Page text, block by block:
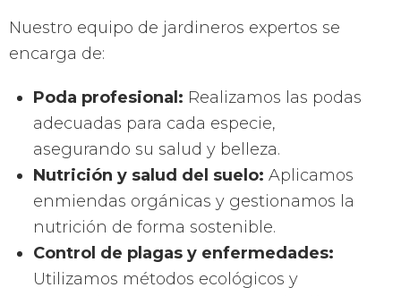
Nuestro equipo de jardineros expertos se
encarga de:
Poda profesional: Realizamos las podas
adecuadas para cada especie,
asegurando su salud y belleza.
Nutrición y salud del suelo: Aplicamos
enmiendas orgánicas y gestionamos la
nutrición de forma sostenible.
Control de plagas y enfermedades:
Utilizamos métodos ecológicos y